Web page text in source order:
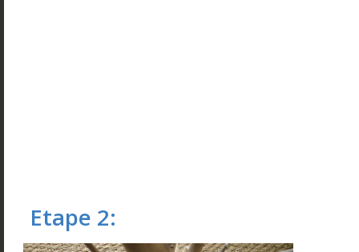
Etape 2: